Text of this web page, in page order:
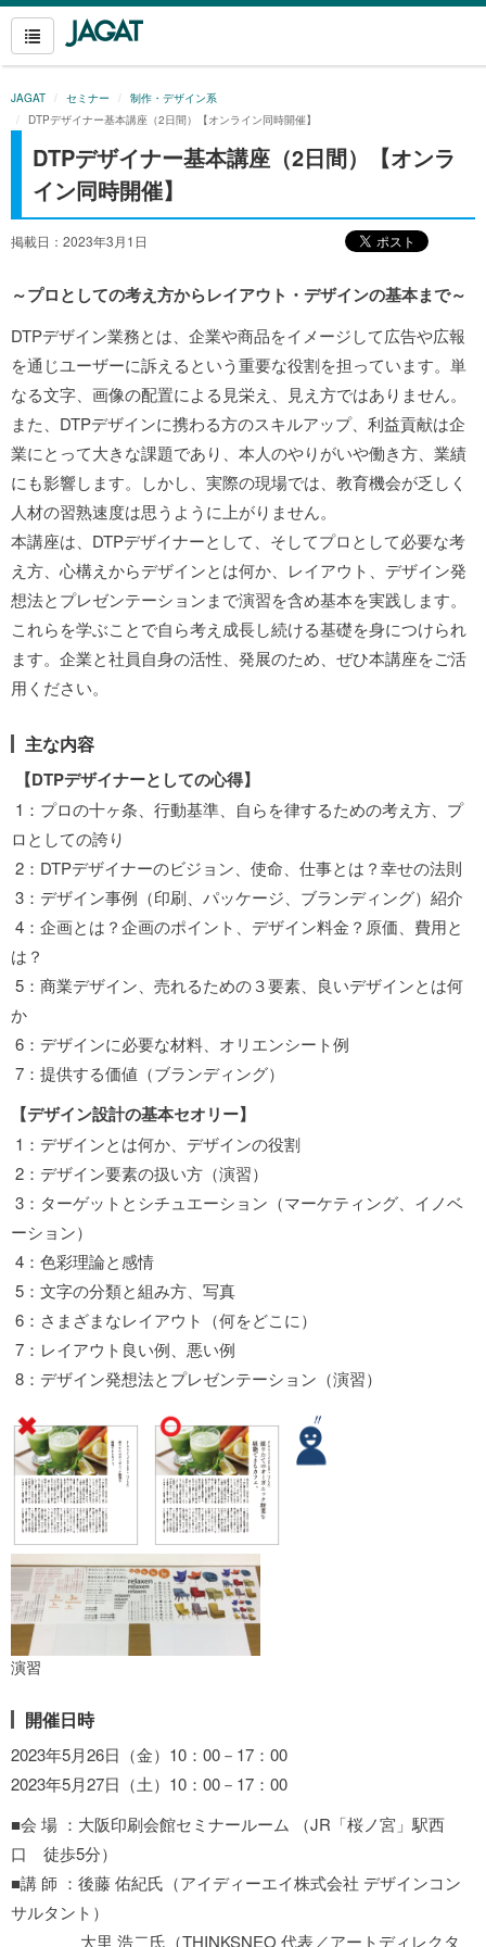
JAGAT セミナー
制作・デザイン系
DTPデザイナー基本講座（2日間）【オンライン同時開催】
DTPデザイナー基本講座（2日間）【オンラ
イン同時開催】
掲載日：2023年3月1日
～プロとしての考え方からレイアウト・デザインの基本まで～
DTPデザイン業務とは、企業や商品をイメージして広告や広報
を通じユーザーに訴えるという重要な役割を担っています。単
なる文字、画像の配置による見栄え、見え方ではありません。
また、DTPデザインに携わる方のスキルアップ、利益貢献は企
業にとって大きな課題であり、本人のやりがいや働き方、業績
にも影響します。しかし、実際の現場では、教育機会が乏しく
人材の習熟速度は思うように上がりません。
本講座は、DTPデザイナーとして、そしてプロとして必要な考
え方、心構えからデザインとは何か、レイアウト、デザイン発
想法とプレゼンテーションまで演習を含め基本を実践します。
これらを学ぶことで自ら考え成長し続ける基礎を身につけられ
ます。企業と社員自身の活性、発展のため、ぜひ本講座をご活
用ください。
主な内容
【DTPデザイナーとしての心得】
1：プロの十ヶ条、行動基準、自らを律するための考え方、プ
ロとしての誇り
2：DTPデザイナーのビジョン、使命、仕事とは？幸せの法則
3：デザイン事例（印刷、パッケージ、ブランディング）紹介
4：企画とは？企画のポイント、デザイン料金？原価、費用と
は？
5：商業デザイン、売れるための３要素、良いデザインとは何
か
6：デザインに必要な材料、オリエンシート例
7：提供する価値（ブランディング）
【デザイン設計の基本セオリー】
1：デザインとは何か、デザインの役割
2：デザイン要素の扱い方（演習）
3：ターゲットとシチュエーション（マーケティング、イノベ
ーション）
4：色彩理論と感情
5：文字の分類と組み方、写真
6：さまざまなレイアウト（何をどこに）
7：レイアウト良い例、悪い例
8：デザイン発想法とプレゼンテーション（演習）
演習
開催日時
2023年5月26日（金）10：00－17：00
2023年5月27日（土）10：00－17：00
■会 場 ：大阪印刷会館セミナールーム （JR「桜ノ宮」駅西
口 徒歩5分）
■講 師 ：後藤 佑紀氏（アイディーエイ株式会社 デザインコン
サルタント）
大里 浩二氏（THINKSNEO 代表／アートディレクタ